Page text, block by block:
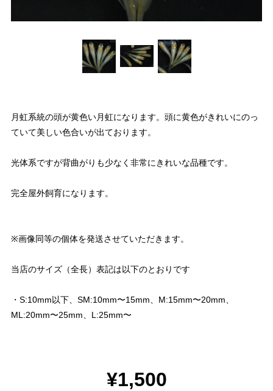
月虹系統の頭が黄色い月虹になります。頭に黄色がきれいにのっ
ていて美しい色合いが出ております。
光体系ですが背曲がりも少なく非常にきれいな品種です。
完全屋外飼育になります。
※画像同等の個体を発送させていただきます。
当店のサイズ（全長）表記は以下のとおりです
・S:10mm以下、SM:10mm〜15mm、M:15mm〜20mm、
ML:20mm〜25mm、L:25mm〜
¥1,500